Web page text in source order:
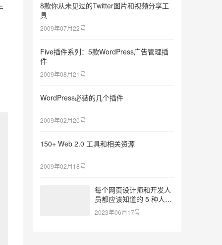
8款你从未见过的Twitter图片和视频分享工
具
2009年07月22号
Five插件系列：5款WordPress广告管理插
件
2009年08月21号
WordPress必装的几个插件
2009年02月20号
150+ Web 2.0 工具和相关资源
2009年02月18号
每个网页设计师和开发人
员都应该知道的 5 种人工
智能工具
2023年06月17号